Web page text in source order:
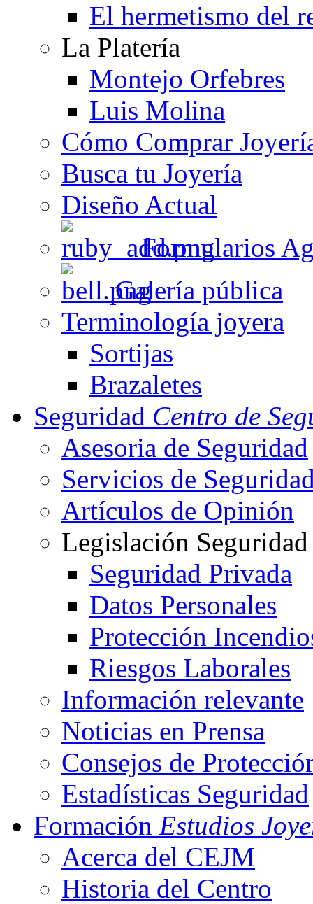
El hermetismo del
La Platería
Montejo Orfebres
Luis Molina
Cómo Comprar
Busca tu Joyería
Diseño Actual
Formularios
Galería pública
Terminología joyera
Sortijas
Brazaletes
Seguridad Centro de
Asesoria de Seguridad
Servicios de
Artículos de Opinión
Legislación Seguridad
Seguridad Privada
Datos Personales
Protección
Riesgos Laborales
Información relevante
Noticias en Prensa
Consejos de
Estadísticas Seguridad
Formación Estudios
Acerca del CEJM
Historia del Centro